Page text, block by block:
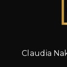
Claudia